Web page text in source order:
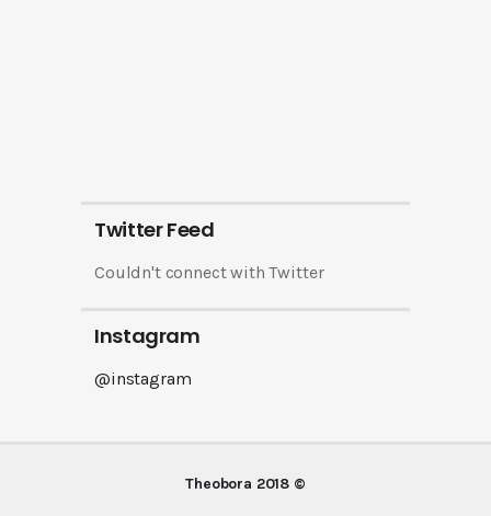
Twitter Feed
Couldn't connect with Twitter
Instagram
@instagram
Theobora 2018 ©